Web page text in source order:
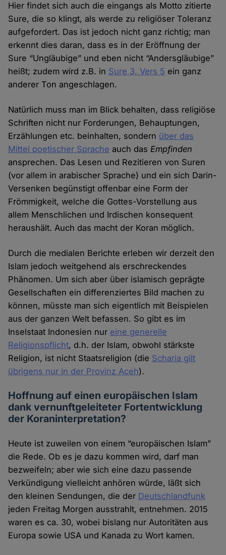
Hier findet sich auch die eingangs als Motto zitierte
Sure, die so klingt, als werde zu religiöser Toleranz
aufgefordert. Das ist jedoch nicht ganz richtig; man
erkennt dies daran, dass es in der Eröffnung der
Sure “Ungläubige” und eben nicht “Andersgläubige”
heißt; zudem wird z.B. in Sure 3, Vers 5 ein ganz
anderer Ton angeschlagen.
Natürlich muss man im Blick behalten, dass religiöse
Schriften nicht nur Forderungen, Behauptungen,
Erzählungen etc. beinhalten, sondern über das
Mittel poetischer Sprache auch dasEmpfinden
ansprechen. Das Lesen und Rezitieren von Suren
(vor allem in arabischer Sprache) und ein sich Darin-
Versenken begünstigt offenbar eine Form der
Frömmigkeit, welche die Gottes-Vorstellung aus
allem Menschlichen und Irdischen konsequent
heraushält. Auch das macht der Koran möglich.
Durch die medialen Berichte erleben wir derzeit den
Islam jedoch weitgehend als erschreckendes
Phänomen. Um sich aber über islamisch geprägte
Gesellschaften ein differenziertes Bild machen zu
können, müsste man sich eigentlich mit Beispielen
aus der ganzen Welt befassen. So gibt es im
Inselstaat Indonesien nur eine generelle
Religionspflicht, d.h. der Islam, obwohl stärkste
Religion, ist nicht Staatsreligion (die Scharia gilt
übrigens nur in der Provinz Aceh).
Hoffnung auf einen europäischen Islam
dank vernunftgeleiteter Fortentwicklung
der Koraninterpretation?
Heute ist zuweilen von einem “europäischen Islam”
die Rede. Ob es je dazu kommen wird, darf man
bezweifeln; aber wie sich eine dazu passende
Verkündigung vielleicht anhören würde, läßt sich
den kleinen Sendungen, die der Deutschlandfunk
jeden Freitag Morgen ausstrahlt, entnehmen. 2015
waren es ca. 30, wobei bislang nur Autoritäten aus
Europa sowie USA und Kanada zu Wort kamen.